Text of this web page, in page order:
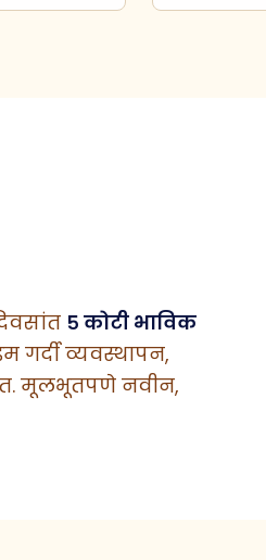
५ कोटी भाविक
गर्दी व्यवस्थापन,
मूलभूतपणे नवीन,